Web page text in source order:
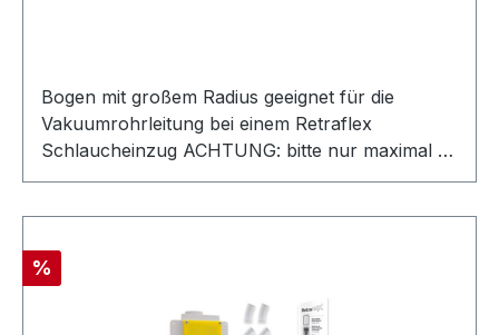
Bogen mit großem Radius geeignet für die
Vakuumrohrleitung bei einem Retraflex
Schlaucheinzug ACHTUNG: bitte nur maximal 4
Stk 90 Grad Retraflex-Bogen pro Einzug
Sie sich mit 22 & 45 Grad Retraflex-Bögen
aushelfen.)
Rabatt
%